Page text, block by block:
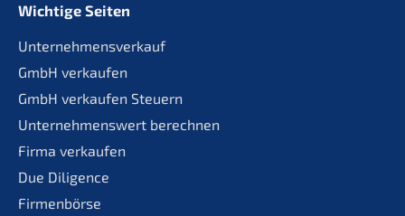
Wichtige Seiten
Unternehmensverkauf
GmbH verkaufen
GmbH verkaufen Steuern
Unternehmenswert berechnen
Firma verkaufen
Due Diligence
Firmenbörse